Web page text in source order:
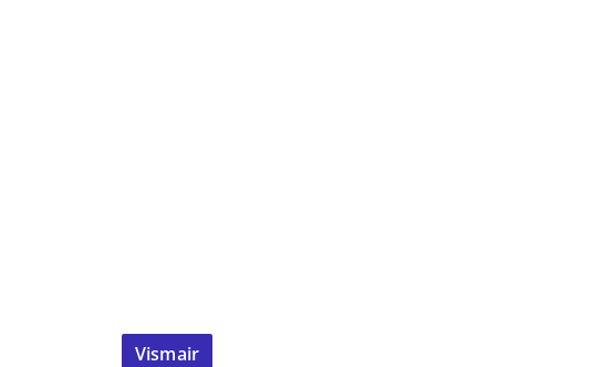
Vismair